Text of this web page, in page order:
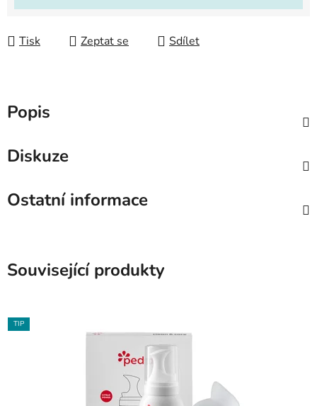
Tisk Zeptat se Sdílet
Popis
Diskuze
Ostatní informace
Související produkty
TIP